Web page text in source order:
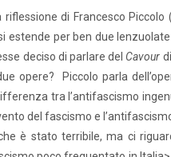
riflessione di Francesco
estende per ben due
deciso di parlare del Cavour
opere? Piccolo parla
tra l’antifascismo
del fascismo e
è stato terribile, ma ci